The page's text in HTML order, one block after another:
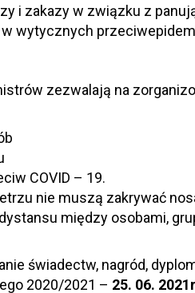
i zakazy w związku z
wytycznych
zezwalają na
COVID – 19.
nie muszą zakrywać
między osobami,
świadectw, nagród,
2020/2021 – 25. 06.